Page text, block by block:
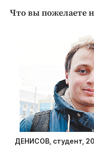
Что вы пожелаете
ДЕНИСОВ, студент,